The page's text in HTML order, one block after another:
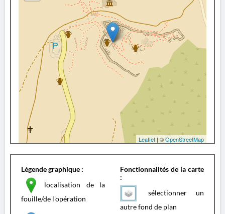
Leaflet | ©OpenStreetMap
Légende graphique :
localisation de la
fouille/de l'opération
Fonctionnalités de la carte
:
sélectionner un
autre fond de plan